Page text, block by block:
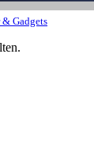
Gadgets